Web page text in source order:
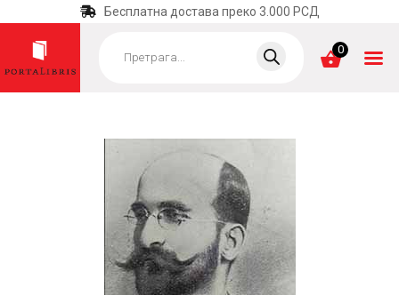
Бесплатна достава преко 3.000 РСД
search 0
ПОЧЕТНА
КАТЕГОРИЈЕ
НАЈПРОДАВАНИЈЕ
НОВЕ КЊИГЕ
ОТРГНУТО ОД